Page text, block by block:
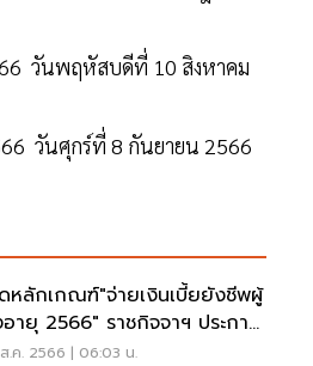
วันพฤหัสบดีที่ 10 สิงหาคม
วันศุกร์ที่ 8 กันยายน 2566
หลักเกณฑ์"จ่ายเงินเบี้ยยังชีพผู้
ายุ 2566" ราชกิจจาฯ ประกาศ
ล้ว
.ค. 2566 | 06:03 น.